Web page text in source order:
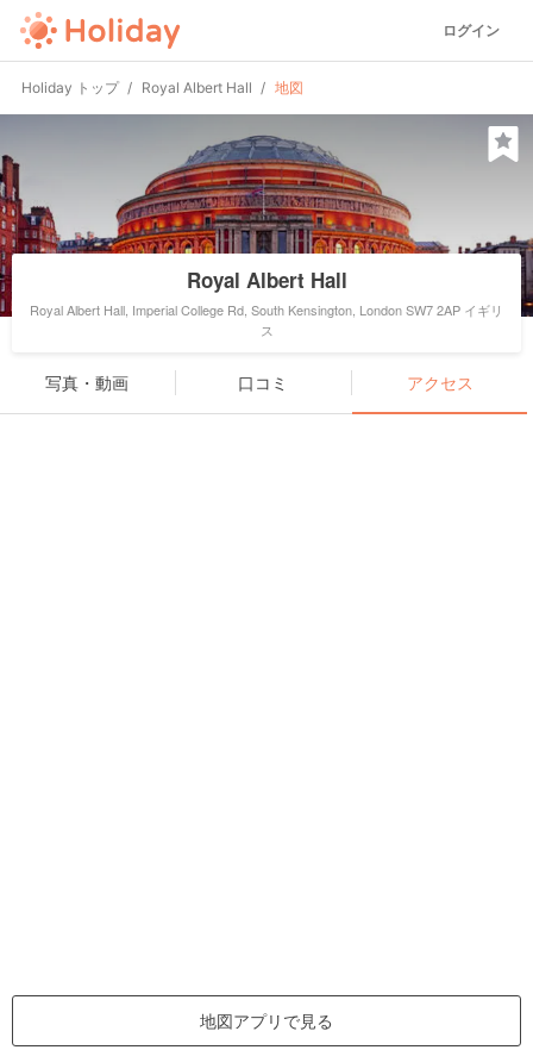
ログイン
Holiday トップ Royal Albert Hall 地図
Royal Albert Hall
Royal Albert Hall, Imperial College Rd, South Kensington, London SW7 2AP イギリ
ス
写真・動画 口コミ アクセス
地図アプリで見る